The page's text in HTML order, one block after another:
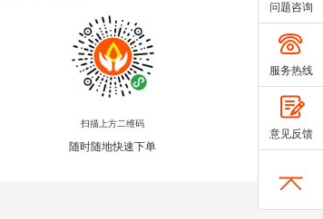
扫描上方二维码
随时随地快速下单
问题咨询
服务热线
意见反馈